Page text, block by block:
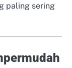
paling sering